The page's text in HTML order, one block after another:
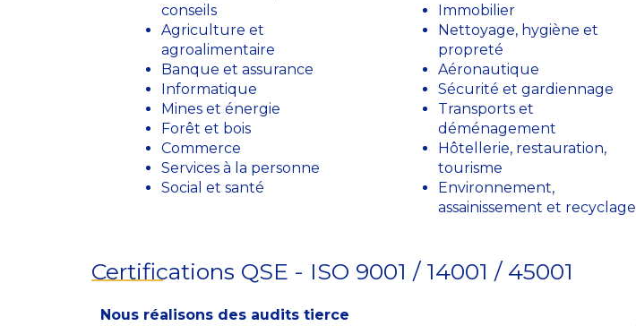
conseils
Agriculture et
agroalimentaire
Banque et assurance
Informatique
Mines et énergie
Forêt et bois
Commerce
Services à la personne
Social et santé
Immobilier
Nettoyage, hygiène et
propreté
Aéronautique
Sécurité et gardiennage
Transports et
déménagement
Hôtellerie, restauration,
tourisme
Environnement,
assainissement et recyclage
Certifications QSE - ISO 9001 / 14001 / 45001
Nous réalisons des audits tierce